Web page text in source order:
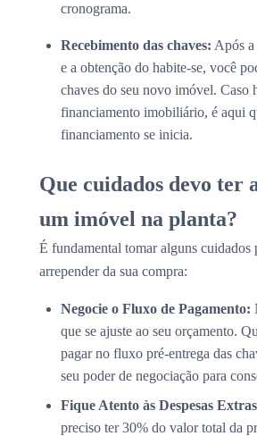
cronograma.
Recebimento das chaves: Após a
e a obtenção do habite-se, você
chaves do seu novo imóvel. Caso
financiamento imobiliário, é aqui
financiamento se inicia.
Que cuidados devo ter
um imóvel na planta?
É fundamental tomar alguns cuidados
arrepender da sua compra:
Negocie o Fluxo de Pagamento:
que se ajuste ao seu orçamento.
pagar no fluxo pré-entrega das
seu poder de negociação para
Fique Atento às Despesas
preciso ter 30% do valor total da